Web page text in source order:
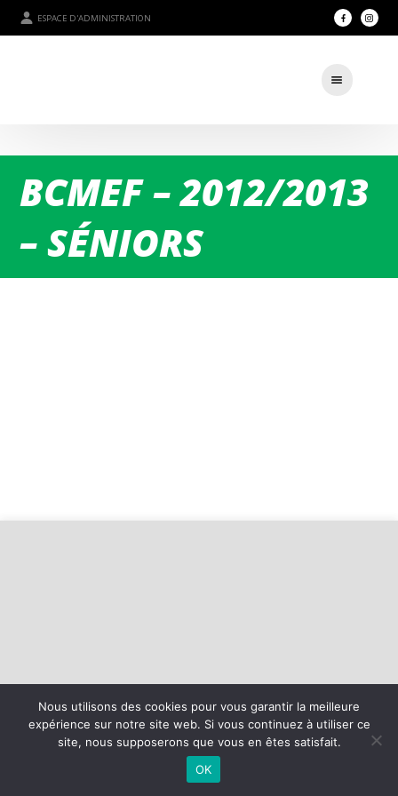
ESPACE D'ADMINISTRATION
BCMEF – 2012/2013
– SÉNIORS
2026 - Basket Mesnil Franqueville Boos | Site internet réalisé par
MENTIONS LÉGALES
Nous utilisons des cookies pour vous garantir la meilleure
expérience sur notre site web. Si vous continuez à utiliser ce
site, nous supposerons que vous en êtes satisfait.
OK